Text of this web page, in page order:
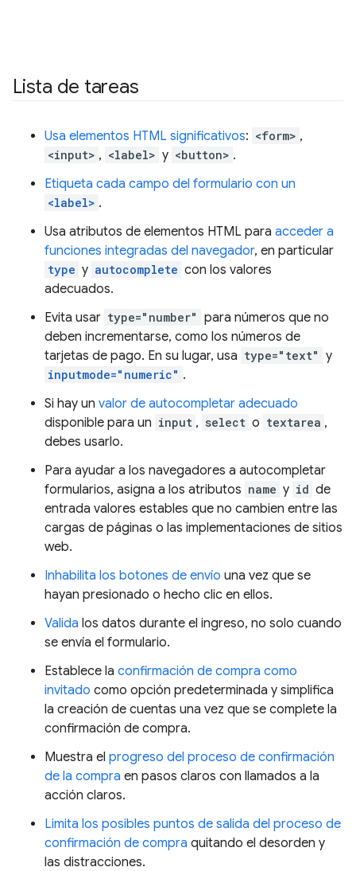
Lista de tareas
Usa elementos HTML significativos: <form> ,
<input> , <label> y <button> .
Etiqueta cada campo del formulario con un
<label> .
Usa atributos de elementos HTML para acceder a
funciones integradas del navegador, en particular
type y autocomplete con los valores
adecuados.
Evita usar type="number" para números que no
deben incrementarse, como los números de
tarjetas de pago. En su lugar, usa type="text" y
inputmode="numeric" .
Si hay un valor de autocompletar adecuado
disponible para un input , select o textarea ,
debes usarlo.
Para ayudar a los navegadores a autocompletar
formularios, asigna a los atributos name y id de
entrada valores estables que no cambien entre las
cargas de páginas o las implementaciones de sitios
web.
Inhabilita los botones de envío una vez que se
hayan presionado o hecho clic en ellos.
Valida los datos durante el ingreso, no solo cuando
se envía el formulario.
Establece la confirmación de compra como
invitado como opción predeterminada y simplifica
la creación de cuentas una vez que se complete la
confirmación de compra.
Muestra el progreso del proceso de confirmación
de la compra en pasos claros con llamados a la
acción claros.
Limita los posibles puntos de salida del proceso de
confirmación de compra quitando el desorden y
las distracciones.